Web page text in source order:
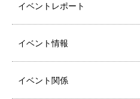
イベントレポート
イベント情報
イベント関係